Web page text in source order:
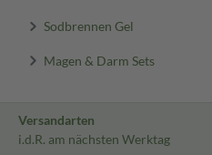
Sodbrennen Gel
Magen & Darm Sets
Versandarten
i.d.R. am nächsten Werktag